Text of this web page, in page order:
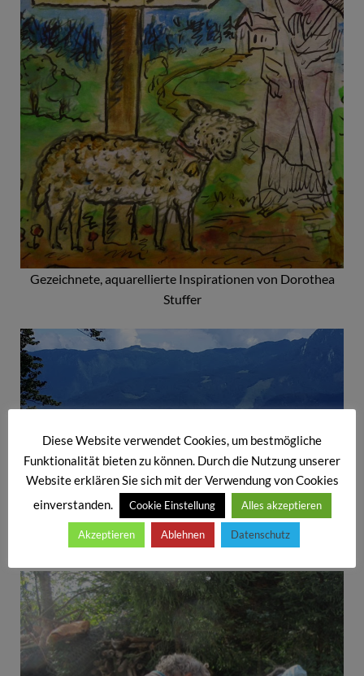
Gezeichnete, aquarellierte Inspirationen von Dorothea
Stuffer
St. Wolfgang am Wolfgangsee im Salzkammergut/
Österreich – Foto Pilger Rudi Simeth
Diese Website verwendet Cookies, um bestmögliche
Funktionalität bieten zu können. Durch die Nutzung unserer
Website erklären Sie sich mit der Verwendung von Cookies
einverstanden.
Cookie Einstellung Alles akzeptieren
Akzeptieren Ablehnen Datenschutz